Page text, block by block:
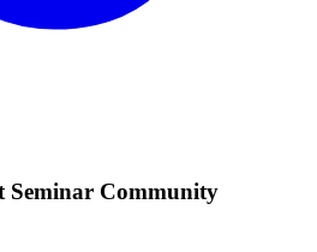
Community